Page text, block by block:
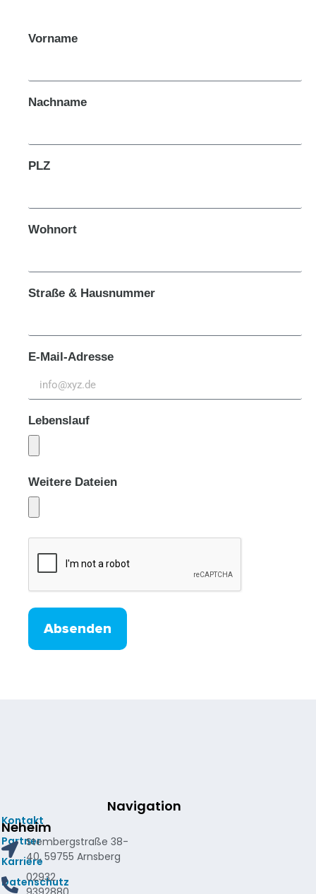
Vorname
Nachname
PLZ
Wohnort
Straße & Hausnummer
E-Mail-Adresse
Lebenslauf
Weitere Dateien
Absenden
Navigation
Kontakt
Partner
Karriere
Datenschutz
Neheim
Stembergstraße 38-
40, 59755 Arnsberg
02932